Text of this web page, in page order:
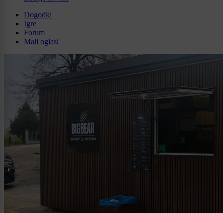
Dogodki
Igre
Forum
Mali oglasi